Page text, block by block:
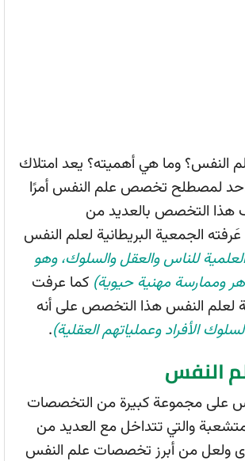
وما هي أهميته؟ يعد امتلاك
لمصطلح تخصص علم النفس أمرًا
هذا التخصص بالعديد من
الجمعية البريطانية لعلم النفس
للناس والعقل والسلوك، وهو
وممارسة مهنية حيوية) كما عرفت
لعلم النفس هذا التخصص على أنه
الأفراد وعملياتهم العقلية).
النفس
على مجموعة كبيرة من التخصصات
والتي تتداخل مع العديد من
ولعل من أبرز تخصصات علم النفس